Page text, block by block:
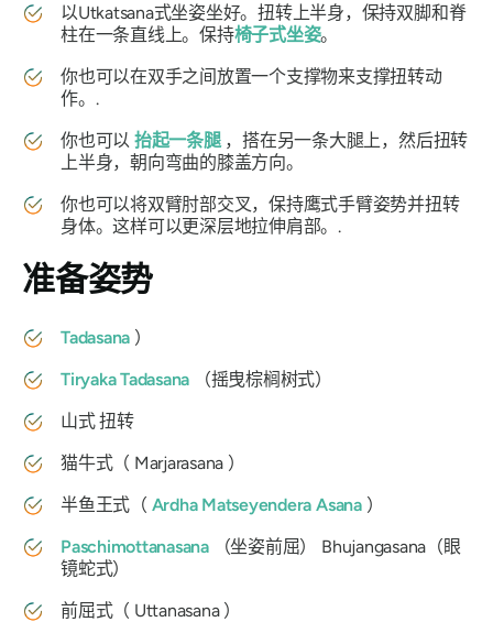
以Utkatsana式坐姿坐好。扭转上半身，保持双脚和脊
柱在一条直线上。保持椅子式坐姿。
你也可以在双手之间放置一个支撑物来支撑扭转动
作。.
你也可以 抬起一条腿，搭在另一条大腿上，然后扭转
上半身，朝向弯曲的膝盖方向。
你也可以将双臂肘部交叉，保持鹰式手臂姿势并扭转
身体。这样可以更深层地拉伸肩部。.
准备姿势
Tadasana ）
Tiryaka Tadasana （摇曳棕榈树式）
山式扭转
猫牛式（ Marjarasana ）
半鱼王式（ Ardha Matseyendera Asana）
Paschimottanasana（坐姿前屈） Bhujangasana（眼
镜蛇式）
前屈式（ Uttanasana）